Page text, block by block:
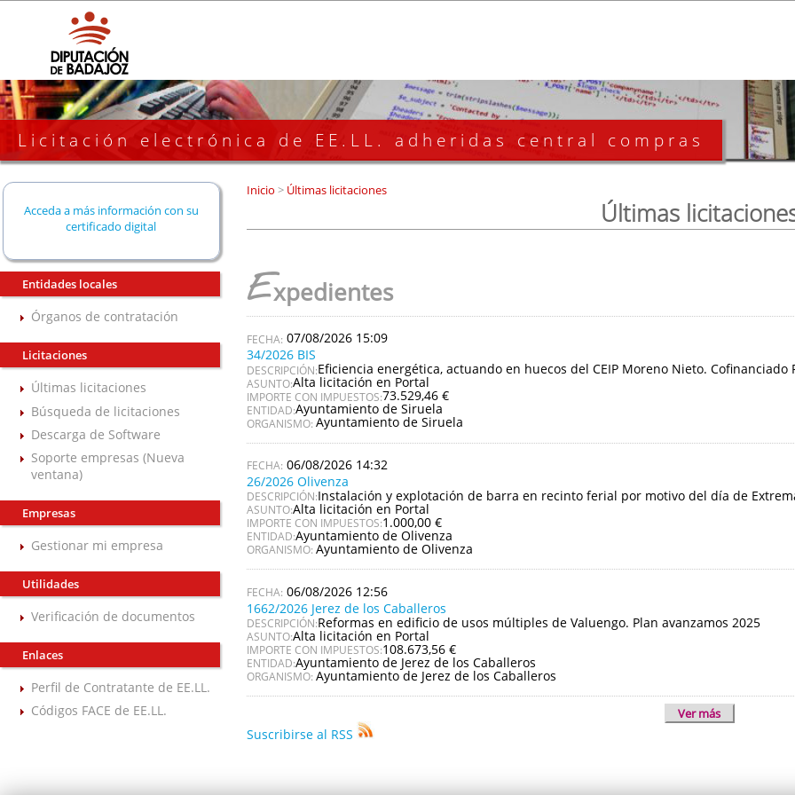
Licitación electrónica de EE.LL. adheridas central compras
Acceda a más información con su
certificado digital
Entidades locales
Órganos de contratación
Licitaciones
Últimas licitaciones
Búsqueda de licitaciones
Descarga de Software
Soporte empresas (Nueva
ventana)
Empresas
Gestionar mi empresa
Utilidades
Verificación de documentos
Enlaces
Perfil de Contratante de EE.LL.
Códigos FACE de EE.LL.
Inicio >Últimas licitaciones
Últimas
Expedientes
07/08/2026 15:09
34/2026 BIS
DESCRIPCIÓN:Eficiencia energética, actuando en huecos del CEIP Moreno Nieto. Cofinanciado
ASUNTO:Alta licitación en Portal
IMPORTE CON IMPUESTOS:73.529,46 €
ENTIDAD:Ayuntamiento de Siruela
ORGANISMO: Ayuntamiento de Siruela
06/08/2026 14:32
26/2026 Olivenza
DESCRIPCIÓN:Instalación y explotación de barra en recinto ferial por motivo del día de
ASUNTO:Alta licitación en Portal
IMPORTE CON IMPUESTOS:1.000,00 €
ENTIDAD:Ayuntamiento de Olivenza
ORGANISMO: Ayuntamiento de Olivenza
06/08/2026 12:56
1662/2026 Jerez de los Caballeros
DESCRIPCIÓN:Reformas en edificio de usos múltiples de Valuengo. Plan avanzamos 2025
ASUNTO:Alta licitación en Portal
IMPORTE CON IMPUESTOS:108.673,56 €
ENTIDAD:Ayuntamiento de Jerez de los Caballeros
ORGANISMO: Ayuntamiento de Jerez de los Caballeros
Ver más
Suscribirse al RSS